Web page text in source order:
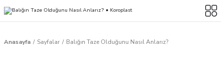
Anasayfa Sayfalar Balığın Taze Olduğunu Nasıl Anlarız?